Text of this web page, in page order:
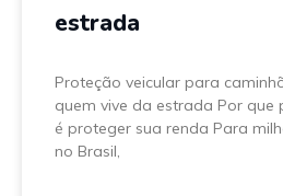
estrada
Proteção veicular para
quem vive da estrada Por que
é proteger sua renda Para
no Brasil,